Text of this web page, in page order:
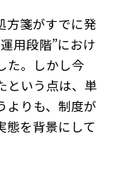
方箋がすでに発
用段階”におけ
た。しかし今
という点は、単
よりも、制度が
態を背景にして